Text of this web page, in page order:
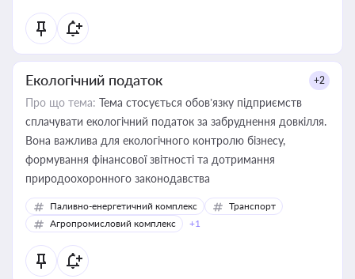
Екологічний податок +2
Про що тема: Тема стосується обов’язку підприємств
сплачувати екологічний податок за забруднення довкілля.
Вона важлива для екологічного контролю бізнесу,
формування фінансової звітності та дотримання
природоохоронного законодавства
Паливно-енергетичний комплекс
Транспорт
Агропромисловий комплекс
+1